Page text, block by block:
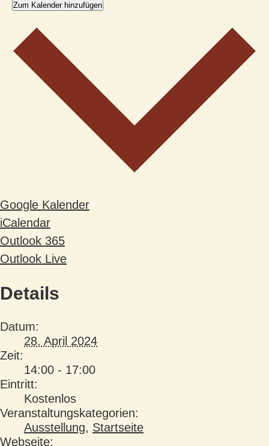
Zum Kalender hinzufügen
Google Kalender
iCalendar
Outlook 365
Outlook Live
Details
Datum:
28. April 2024
Zeit:
14:00 - 17:00
Eintritt:
Kostenlos
Veranstaltungskategorien:
Ausstellung, Startseite
Webseite: